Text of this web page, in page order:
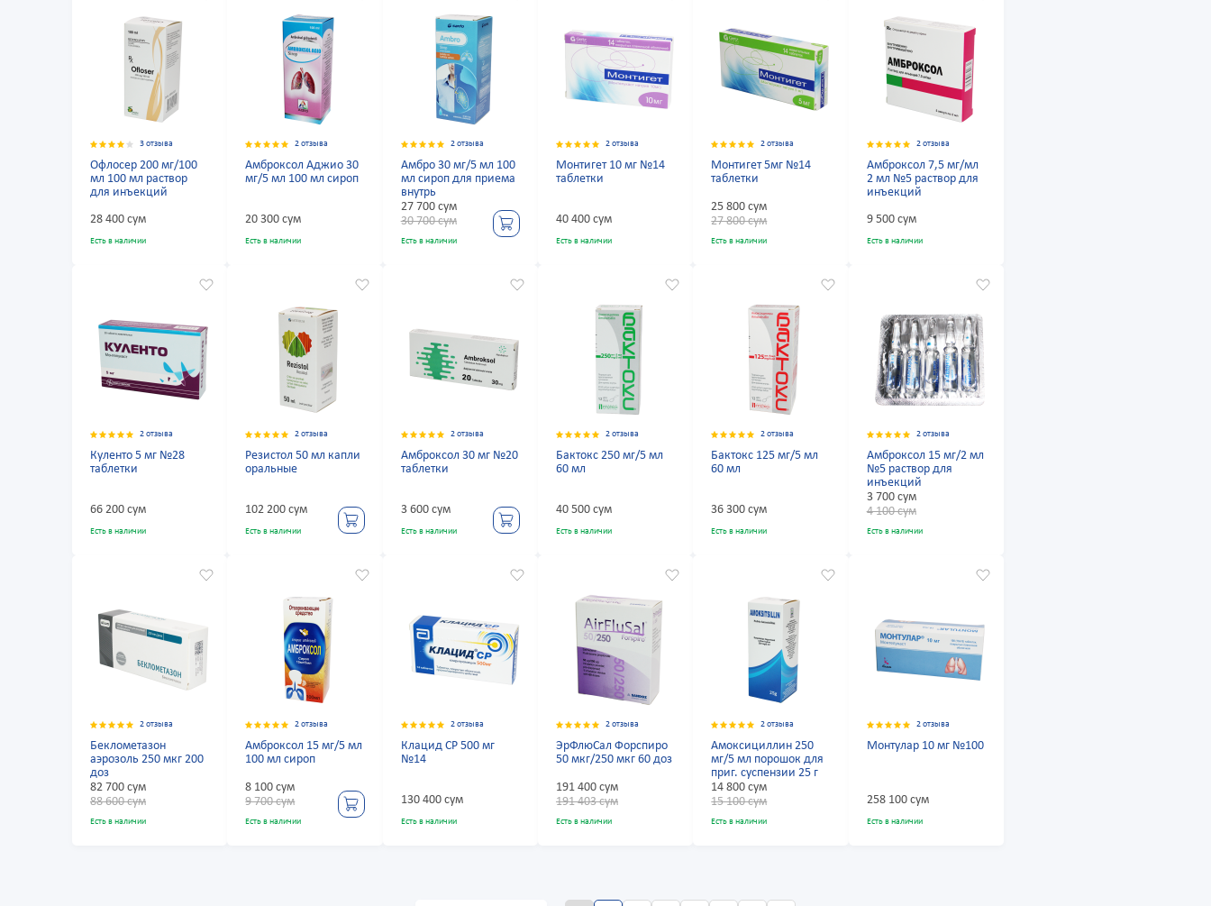
3 отзыва
Офлосер 200 мг/100
мл 100 мл раствор
для инъекций
28 400 сум
Есть в наличии
2 отзыва
Амброксол Аджио 30
мг/5 мл 100 мл сироп
20 300 сум
Есть в наличии
2 отзыва
Амбро 30 мг/5 мл 100
мл сироп для приема
внутрь
27 700 сум
30 700 сум
Есть в наличии
2 отзыва
Монтигет 10 мг №14
таблетки
40 400 сум
Есть в наличии
2 отзыва
Монтигет 5мг №14
таблетки
25 800 сум
27 800 сум
Есть в наличии
2 отзыва
Амброксол 7,5 мг/мл
2 мл №5 раствор для
инъекций
9 500 сум
Есть в наличии
2 отзыва
Куленто 5 мг №28
таблетки
66 200 сум
Есть в наличии
2 отзыва
Резистол 50 мл капли
оральные
102 200 сум
Есть в наличии
2 отзыва
Амброксол 30 мг №20
таблетки
3 600 сум
Есть в наличии
2 отзыва
Бактокс 250 мг/5 мл
60 мл
40 500 сум
Есть в наличии
2 отзыва
Бактокс 125 мг/5 мл
60 мл
36 300 сум
Есть в наличии
2 отзыва
Амброксол 15 мг/2 мл
№5 раствор для
инъекций
3 700 сум
4 100 сум
Есть в наличии
2 отзыва
Беклометазон
аэрозоль 250 мкг 200
доз
82 700 сум
88 600 сум
Есть в наличии
2 отзыва
Амброксол 15 мг/5 мл
100 мл сироп
8 100 сум
9 700 сум
Есть в наличии
2 отзыва
Клацид СР 500 мг
№14
130 400 сум
Есть в наличии
2 отзыва
ЭрФлюСал Форспиро
50 мкг/250 мкг 60 доз
191 400 сум
191 403 сум
Есть в наличии
2 отзыва
Амоксициллин 250
мг/5 мл порошок для
приг. суспензии 25 г
14 800 сум
15 100 сум
Есть в наличии
2 отзыва
Монтулар 10 мг №100
258 100 сум
Есть в наличии